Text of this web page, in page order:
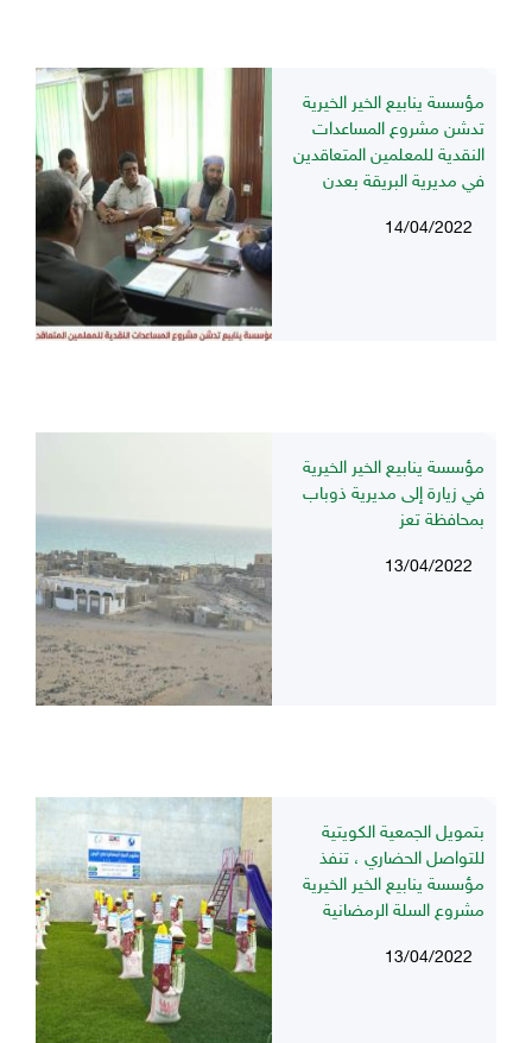
مؤسسة ينابيع الخير الخيرية
تدشن مشروع المساعدات
النقدية للمعلمين المتعاقدين
في مديرية البريقة بعدن
14/04/2022
مؤسسة ينابيع الخير الخيرية
في زيارة إلى مديرية ذوباب
بمحافظة تعز
13/04/2022
بتمويل الجمعية الكويتية
للتواصل الحضاري ، تنفذ
مؤسسة ينابيع الخير الخيرية
مشروع السلة الرمضانية
13/04/2022